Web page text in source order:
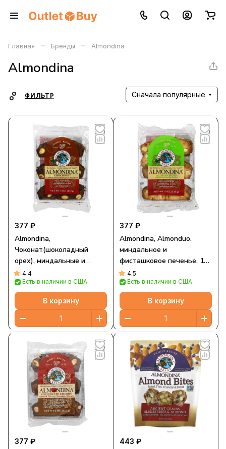
Главная – Бренды – Almondina
Almondina
ФИЛЬТР Сначала популярные
377 ₽
Almondina,
Чоконат(шоколадный
орех), миндальные и
шоколадные печенья, 4
унции (113 г)
4.4
Есть в наличии в США
В корзину
377 ₽
Almondina, Almonduo,
миндальное и
фисташковое печенье, 113
г (4 унции)
4.5
Есть в наличии в США
В корзину
377 ₽ 443 ₽